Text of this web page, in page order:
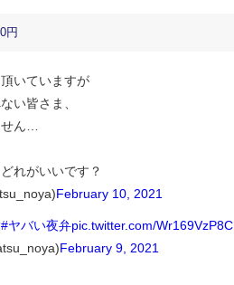
円
いていますが
い皆さま、
ん…
れがいいです？
February 10, 2021
#ヤバい夜弁pic.twitter.com/Wr169VzP8C
February 9, 2021